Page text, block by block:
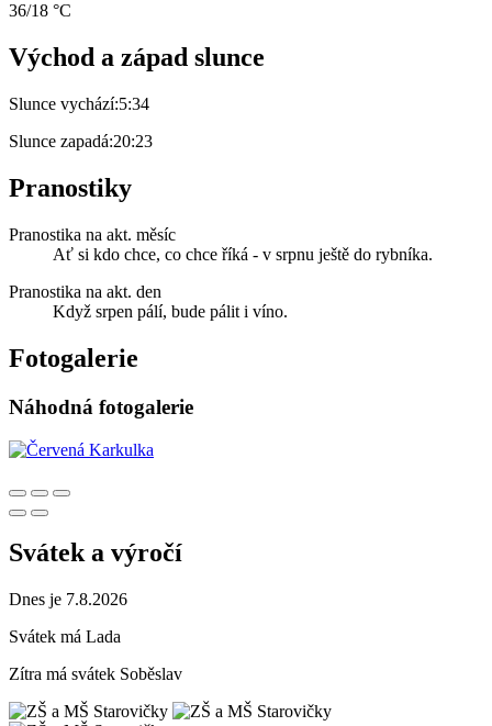
36/18 °C
Východ a západ slunce
Slunce vychází:5:34
Slunce zapadá:20:23
Pranostiky
Pranostika na akt. měsíc
Ať si kdo chce, co chce říká - v srpnu ještě do rybníka.
Pranostika na akt. den
Když srpen pálí, bude pálit i víno.
Fotogalerie
Náhodná fotogalerie
Svátek a výročí
Dnes je 7.8.2026
Svátek má Lada
Zítra má svátek Soběslav